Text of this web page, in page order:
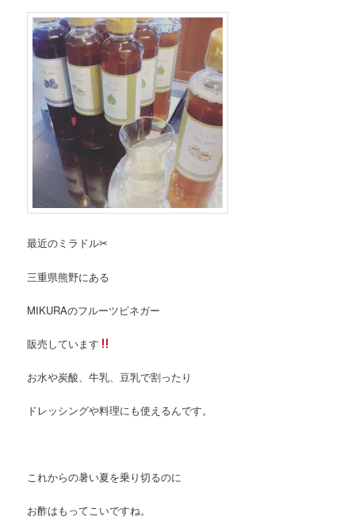
最近のミラドル✂︎
三重県熊野にある
MIKURAのフルーツビネガー
販売しています
お水や炭酸、牛乳、豆乳で割ったり
ドレッシングや料理にも使えるんです。
これからの暑い夏を乗り切るのに
お酢はもってこいですね。